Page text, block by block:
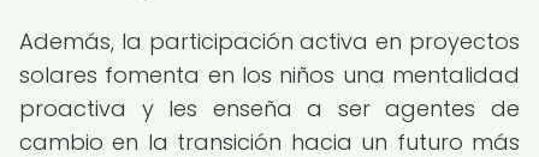
Además, la participación activa en proyectos
solares fomenta en los niños una mentalidad
proactiva y les enseña a ser agentes de
cambio en la transición hacia un futuro más